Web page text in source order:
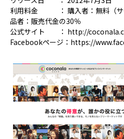
利用料金 ： 購入者：無料（サ
品者：販売代金の30％
公式サイト ： http://
Facebookページ：https://